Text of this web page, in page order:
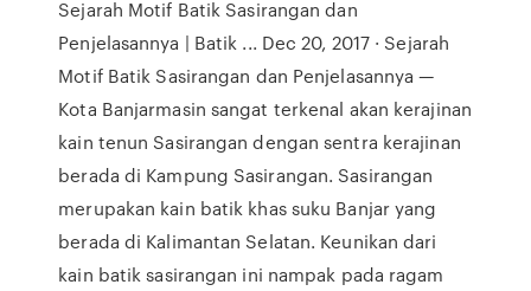
Sejarah Motif Batik Sasirangan dan
Penjelasannya | Batik ... Dec 20, 2017 · Sejarah
Motif Batik Sasirangan dan Penjelasannya —
Kota Banjarmasin sangat terkenal akan kerajinan
kain tenun Sasirangan dengan sentra kerajinan
berada di Kampung Sasirangan. Sasirangan
merupakan kain batik khas suku Banjar yang
berada di Kalimantan Selatan. Keunikan dari
kain batik sasirangan ini nampak pada ragam